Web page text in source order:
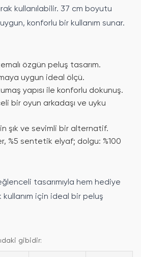
kullanılabilir. 37 cm boyutu
konforlu bir kullanım sunar.
özgün peluş tasarım.
uygun ideal ölçü.
yapısı ile konforlu dokunuş.
bir oyun arkadaşı ve uyku
şık ve sevimli bir alternatif.
%5 sentetik elyaf; dolgu: %100
tasarımıyla hem hediye
için ideal bir peluş
gibidir: